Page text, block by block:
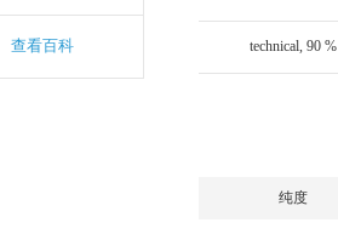
查看百科 technical, 90 %
纯度